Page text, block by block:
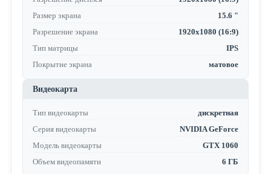
Размер экрана
15.6 "
Разрешение экрана
1920x1080 (16:9)
Тип матрицы
IPS
Покрытие экрана
матовое
Видеокарта
Тип видеокарты
дискретная
Серия видеокарты
NVIDIA GeForce
Модель видеокарты
GTX 1060
Объем видеопамяти
6 ГБ